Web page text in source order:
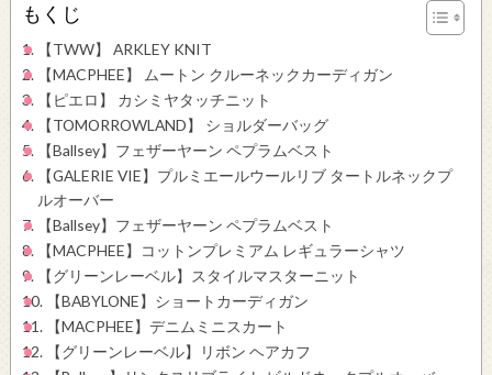
もくじ
【TWW】 ARKLEY KNIT
【MACPHEE】 ムートン クルーネックカーディガン
【ピエロ】 カシミヤタッチニット
【TOMORROWLAND】 ショルダーバッグ
【Ballsey】フェザーヤーン ペプラムベスト
【GALERIE VIE】プルミエールウールリブ タートルネックプ
ルオーバー
【Ballsey】フェザーヤーン ペプラムベスト
【MACPHEE】コットンプレミアム レギュラーシャツ
【グリーンレーベル】スタイルマスターニット
【BABYLONE】ショートカーディガン
【MACPHEE】デニムミニスカート
【グリーンレーベル】リボン ヘアカフ